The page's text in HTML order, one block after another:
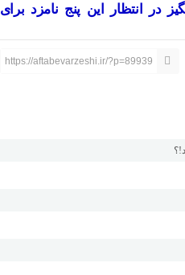
در انتظار این پنج نامزد برای
https://aftabevarzeshi.ir/?p=89939